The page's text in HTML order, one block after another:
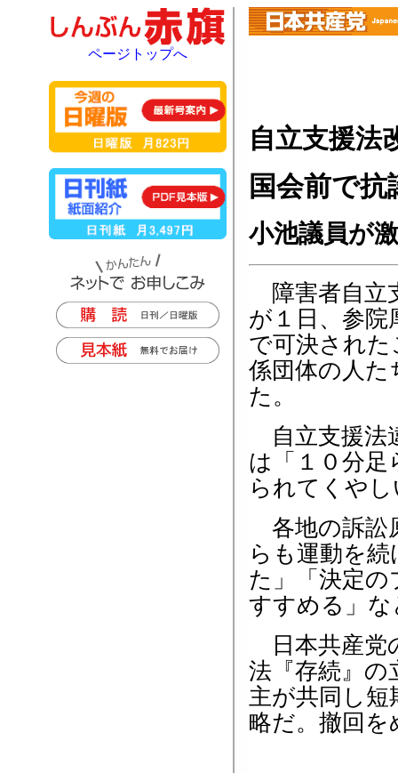
自立支援法
国会前で抗
小池議員が
障害者自立
が１日、参院
で可決され
係団体の人た
た。
自立支援法
は「１０分
られてくや
各地の訴訟
らも運動を
た」「決定
すすめる」
日本共産党
法『存続』の
主が共同し
略だ。撤回
ページトップへ